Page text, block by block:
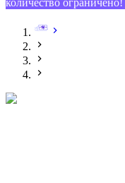
количество ограничено!